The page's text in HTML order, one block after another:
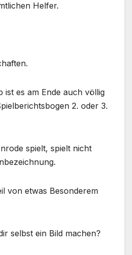
Helfer.
ist es am Ende auch völlig
2. oder 3.
spielt, spielt nicht
von etwas Besonderem
selbst ein Bild machen?